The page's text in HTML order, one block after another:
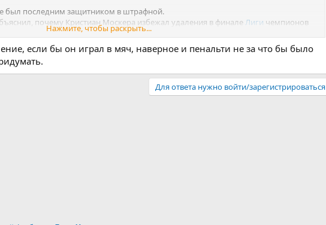
был последним защитником в штрафной.
почему Кристиан Москера избежал удаления в финале Лиги чемпионов
Москера сбил вингера «ПСЖ » Хвичу Кварацхелию в своей штрафной после
передачу Усмана Дембеле. Главный судья
гола Москеру заменили. На 46-й минуте он получил желтую карточку за
Нажмите, чтобы раскрыть...
если бы он играл в мяч, наверное и пенальти не за что бы было
Для ответа нужно войти/зарегистрироваться